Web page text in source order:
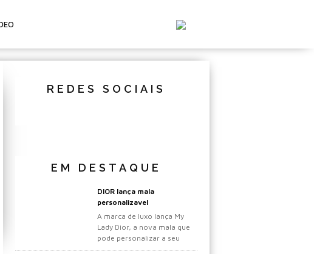
REDES SOCIAIS
EM DESTAQUE
DIOR lança mala
personalizavel
A marca de luxo lança My
Lady Dior, a nova mala que
pode personalizar a seu
gosto.